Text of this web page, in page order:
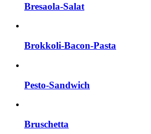
Bresaola-Salat
Brokkoli-Bacon-Pasta
Pesto-Sandwich
Bruschetta